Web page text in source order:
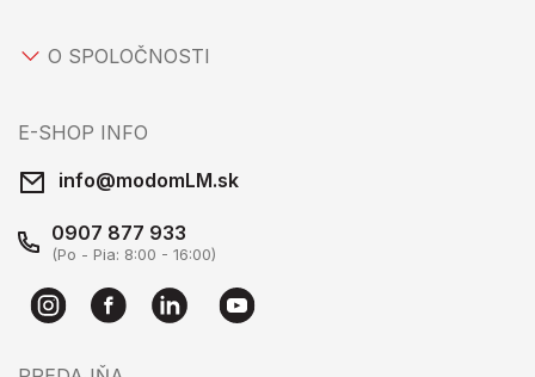
O SPOLOČNOSTI
E-SHOP INFO
info@modomLM.sk
0907 877 933
(Po - Pia: 8:00 - 16:00)